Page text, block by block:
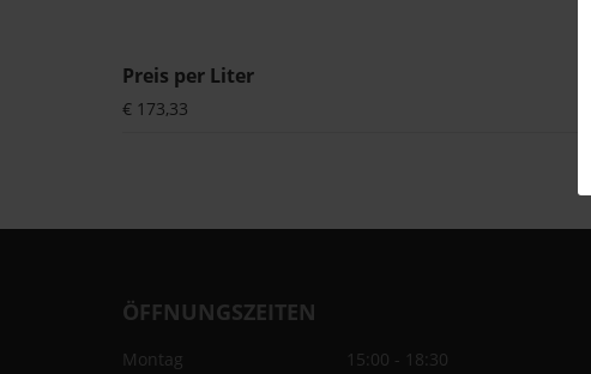
Preis per Liter
€ 173,33
ÖFFNUNGSZEITEN
Montag
15:00 - 18:30